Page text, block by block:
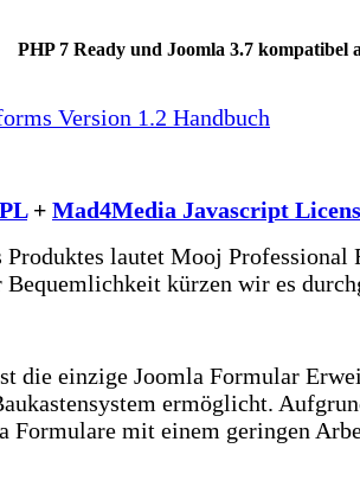
PHP 7 Ready und Joomla 3.7 kompatibel
+ Mad4Media Javascript
Produktes lautet Mooj Professional
Bequemlichkeit kürzen wir es
die einzige Joomla Formular
ermöglicht.
Formulare mit einem geringen